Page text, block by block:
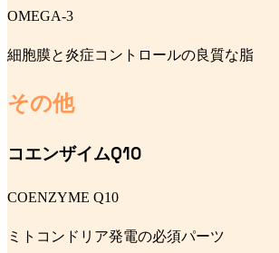
OMEGA-3
細胞膜と炎症コントロールの良質な脂
その他
コエンザイムQ10
COENZYME Q10
ミトコンドリア発電の必須パーツ